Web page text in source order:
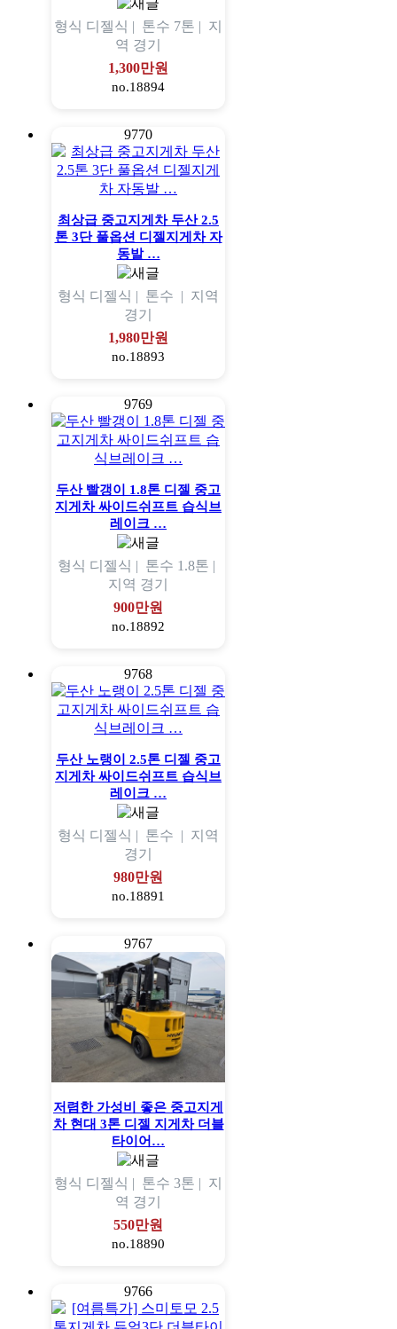
형식 디젤식 | 톤수 7톤 | 지
역 경기
1,300만원
no.18894
9770
최상급 중고지게차 두산 2.5
톤 3단 풀옵션 디젤지게차 자
동발 …
형식 디젤식 | 톤수 | 지역
경기
1,980만원
no.18893
9769
두산 빨갱이 1.8톤 디젤 중고
지게차 싸이드쉬프트 습식브
레이크 …
형식 디젤식 | 톤수 1.8톤 |
지역 경기
900만원
no.18892
9768
두산 노랭이 2.5톤 디젤 중고
지게차 싸이드쉬프트 습식브
레이크 …
형식 디젤식 | 톤수 | 지역
경기
980만원
no.18891
9767
저렴한 가성비 좋은 중고지게
차 현대 3톤 디젤 지게차 더블
타이어…
형식 디젤식 | 톤수 3톤 | 지
역 경기
550만원
no.18890
9766